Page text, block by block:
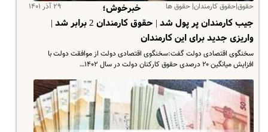
حقوق|حقوق کارمندان| حقوق ها ۲۹ آذر ۱۴۰۱
خبرخوش؛
جیب کارمندان پر پول شد | حقوق کارمندان 2 برابر شد |
واریزی جدید برای این کارمندان
سخنگوی اقتصادی دولت گفت:سخنگوی اقتصادی دولت از موافقت دولت با
افزایش میانگین ۲۰ درصدی حقوق کارکنان دولت در سال ۱۴۰۲…